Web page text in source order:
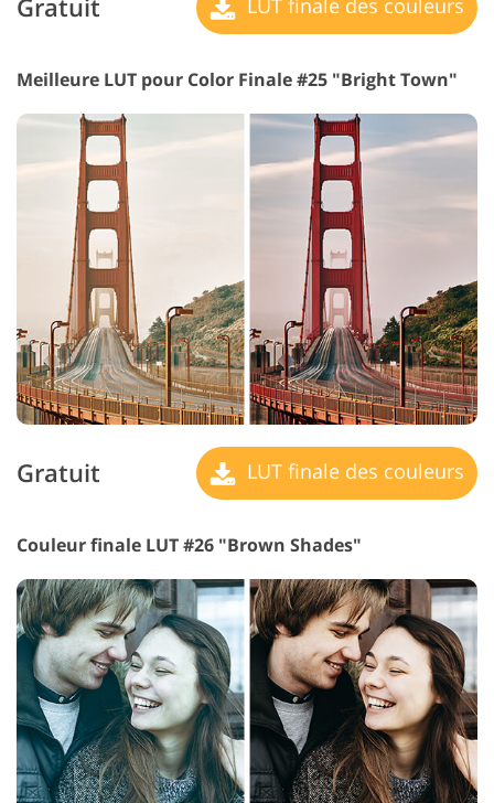
Gratuit
Meilleure LUT pour Color Finale #25 "Bright Town"
Gratuit LUT finale des couleurs
Couleur finale LUT #26 "Brown Shades"